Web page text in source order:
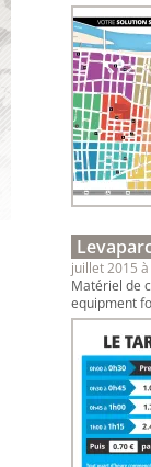
juillet 2015
Matériel de
equipment